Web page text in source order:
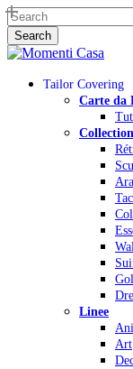
Skip
to
main
content
Search
Close
Menu
Tailor Covering
Carte da
Linee
Art